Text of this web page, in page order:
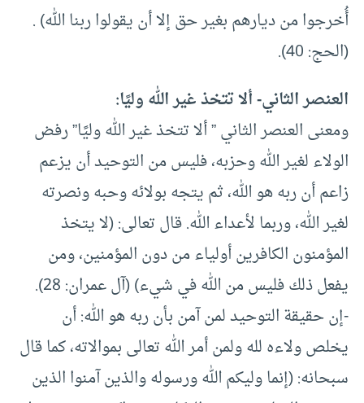
أُخرجوا من ديارهم بغير حق إلا أن يقولوا ربنا الله) .
(الحج: 40).
العنصر الثاني- ألا تتخذ غير الله وليًا:
ومعنى العنصر الثاني ” ألا تتخذ غير الله وليًا” رفض
الولاء لغير الله وحزبه، فليس من التوحيد أن يزعم
زاعم أن ربه هو الله، ثم يتجه بولائه وحبه ونصرته
لغير الله، وربما لأعداء الله. قال تعالى: (لا يتخذ
المؤمنون الكافرين أولياء من دون المؤمنين، ومن
يفعل ذلك فليس من الله في شيء) (آل عمران: 28).
-إن حقيقة التوحيد لمن آمن بأن ربه هو الله: أن
يخلص ولاءه لله ولمن أمر الله تعالى بموالاته، كما قال
سبحانه: (إنما وليكم الله ورسوله والذين آمنوا الذين